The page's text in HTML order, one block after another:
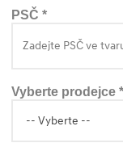
PSČ *
Vyberte prodejce *